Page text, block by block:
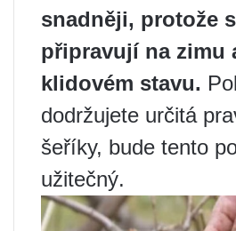
snadněji, protože
připravují na zimu
klidovém stavu.
dodržujete určitá
šeříky, bude tento
užitečný.